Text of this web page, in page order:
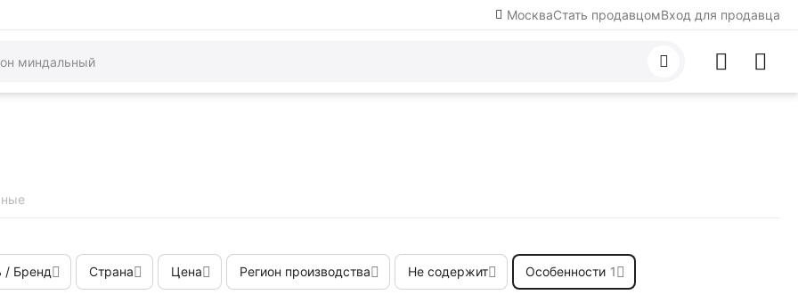
МоскваСтать продавцомВход для продавца
/ Бренд Страна Цена Регион производства Не содержит Особенности 1